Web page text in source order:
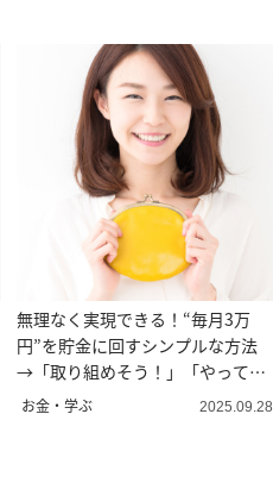
無理なく実現できる！“毎月3万
円”を貯金に回すシンプルな方法
→「取り組めそう！」「やってみ
る」
お金・学ぶ 2025.09.28